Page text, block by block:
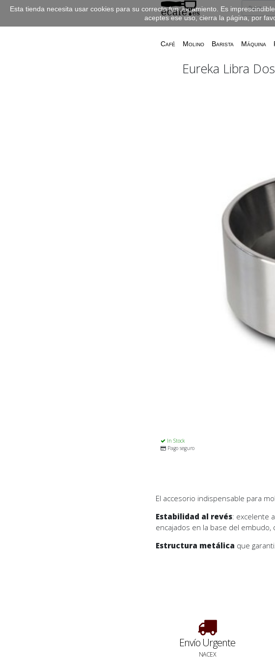
Café Molino Barista Máquina
Eureka Libra
In Stock
Pago seguro
El accesorio indispensable para
Estabilidad al revés: excelente
encajados en la base del
Estructura metálica que
Envío Urgente
NACEX
Esta tienda necesita usar cookies para su correcto funcionamiento. Es
aceptes ese uso, cierra la página, por